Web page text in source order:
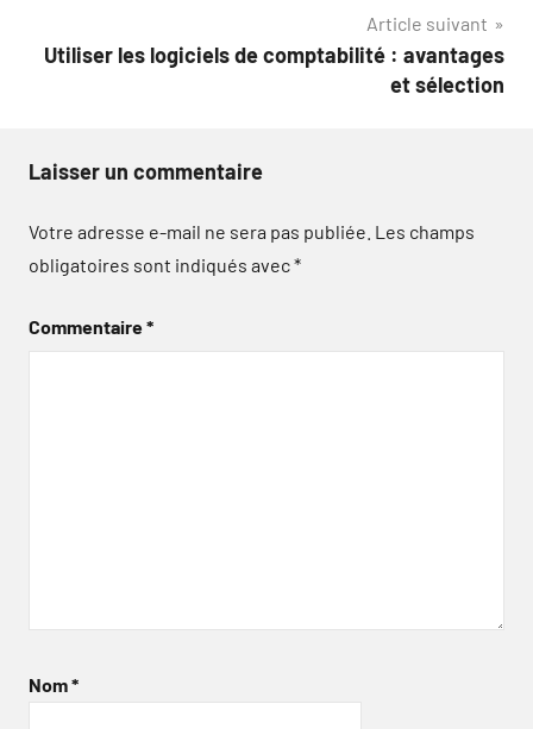
Article suivant
Utiliser les logiciels de comptabilité : avantages
et sélection
Laisser un commentaire
Votre adresse e-mail ne sera pas publiée. Les champs
obligatoires sont indiqués avec*
Commentaire*
Nom*